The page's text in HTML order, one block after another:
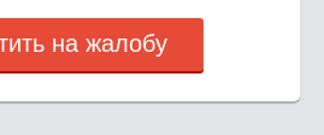
на жалобу